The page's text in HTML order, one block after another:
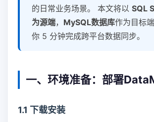
的日常业务场景。 本文将以 SQL
为源端， MySQL数据库作为目标
你 5 分钟完成跨平台数据同步。
一、环境准备：部署
1.1 下载安装